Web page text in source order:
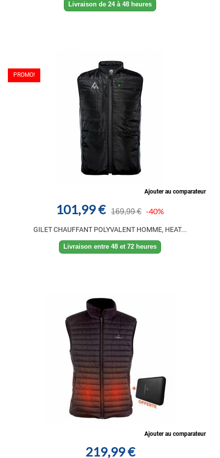
Livraison de 24 à 48 heures
PROMO!
Ajouter au comparateur
101,99 € 169,99 € -40%
GILET CHAUFFANT POLYVALENT HOMME, HEAT...
Livraison entre 48 et 72 heures
Ajouter au comparateur
219,99 €